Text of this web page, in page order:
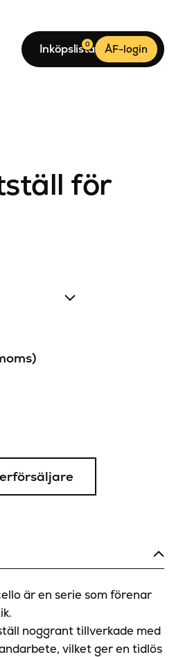
Inköpslista
0 ÅF-login
för
är en serie som förenar
noggrant tillverkade med
vilket ger en tidlös